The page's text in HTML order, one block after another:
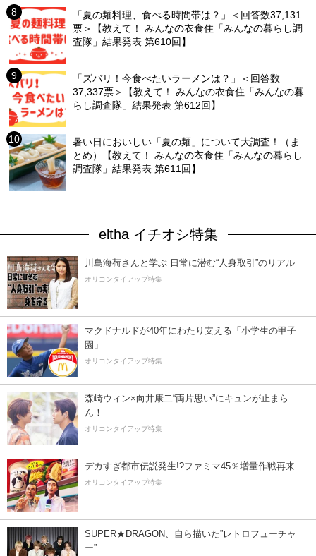
「夏の麺料理、食べる時間帯は？」＜回答数37,131
票＞【教えて！ みんなの衣食住「みんなの暮らし調
査隊」結果発表 第610回】
「ズバリ！今食べたいラーメンは？」＜回答数
37,337票＞【教えて！ みんなの衣食住「みんなの暮
らし調査隊」結果発表 第612回】
暑い日においしい「夏の麺」について大調査！（ま
とめ）【教えて！ みんなの衣食住「みんなの暮らし
調査隊」結果発表 第611回】
eltha イチオシ特集
川島海荷さんと学ぶ 日常に潜む“人身取引”のリアル
オリコンタイアップ特集
マクドナルドが40年にわたり支える「小学生の甲子
園」
オリコンタイアップ特集
森崎ウィン×向井康二“両片思い”にキュンが止まら
ん！
オリコンタイアップ特集
デカすぎ都市伝説発生!?ファミマ45％増量作戦再来
オリコンタイアップ特集
SUPER★DRAGON、自ら描いた”レトロフューチャ
ー”